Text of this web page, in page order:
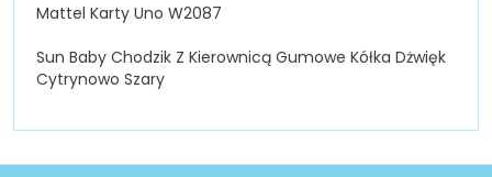
Mattel Karty Uno W2087
Sun Baby Chodzik Z Kierownicą Gumowe Kółka Dżwięk
Cytrynowo Szary